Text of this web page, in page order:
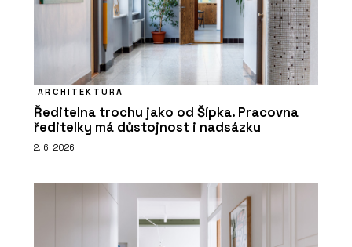
ARCHITEKTURA
Ředitelna trochu jako od Šípka. Pracovna
ředitelky má důstojnost i nadsázku
2. 6. 2026